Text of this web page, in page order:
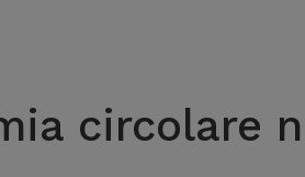
circolare